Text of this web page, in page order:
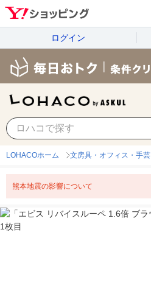
ログイン
LOHACOホーム 文房具・オフィス・手芸
熊本地震の影響について